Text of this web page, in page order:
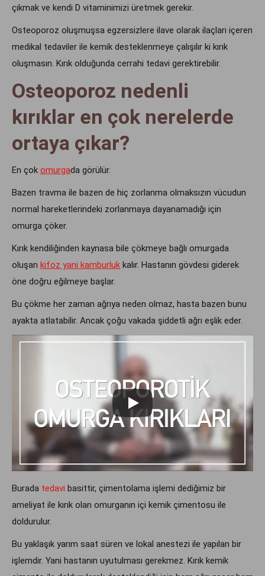
çıkmak ve kendi D vitaminimizi üretmek gerekir.
Osteoporoz oluşmuşsa egzersizlere ilave olarak ilaçları içeren
medikal tedaviler ile kemik desteklenmeye çalışılır ki kırık
oluşmasın. Kırık olduğunda cerrahi tedavi gerektirebilir.
Osteoporoz nedenli
kırıklar en çok nerelerde
ortaya çıkar?
En çok omurgada görülür.
Bazen travma ile bazen de hiç zorlanma olmaksızın vücudun
normal hareketlerindeki zorlanmaya dayanamadığı için
omurga çöker.
Kırık kendiliğinden kaynasa bile çökmeye bağlı omurgada
oluşan kifoz yani kamburluk kalır. Hastanın gövdesi giderek
öne doğru eğilmeye başlar.
Bu çökme her zaman ağrıya neden olmaz, hasta bazen bunu
ayakta atlatabilir. Ancak çoğu vakada şiddetli ağrı eşlik eder.
Burada tedavi basittir, çimentolama işlemi dediğimiz bir
ameliyat ile kırık olan omurganın içi kemik çimentosu ile
doldurulur.
Bu yaklaşık yarım saat süren ve lokal anestezi ile yapılan bir
işlemdir. Yani hastanın uyutulması gerekmez. Kırık kemik